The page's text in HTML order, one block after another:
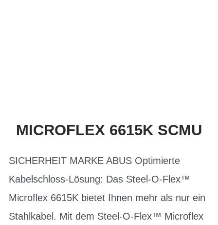
MICROFLEX 6615K SCMU
SICHERHEIT MARKE ABUS Optimierte
Kabelschloss-Lösung: Das Steel-O-Flex™
Microflex 6615K bietet Ihnen mehr als nur ein
Stahlkabel. Mit dem Steel-O-Flex™ Microflex